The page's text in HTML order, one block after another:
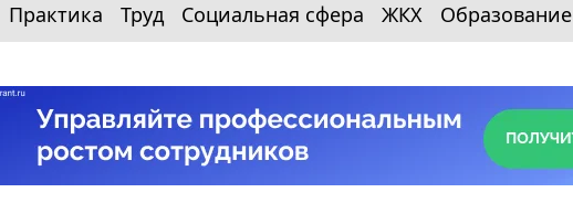
Практика Труд Социальная сфера ЖКХ Образование